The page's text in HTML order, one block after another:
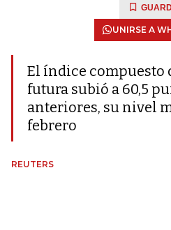
UNIRSE A
El índice compuesto
futura subió a 60,5
anteriores, su nivel
febrero
REUTERS